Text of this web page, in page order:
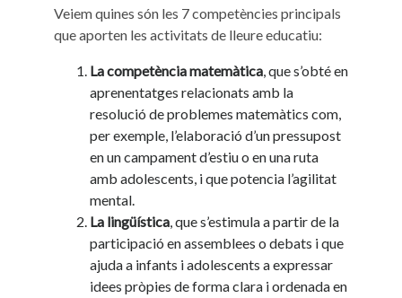
Veiem quines són les 7 competències principals
que aporten les activitats de lleure educatiu:
La competència matemàtica, que s’obté en
aprenentatges relacionats amb la
resolució de problemes matemàtics com,
per exemple, l’elaboració d’un pressupost
en un campament d’estiu o en una ruta
amb adolescents, i que potencia l’agilitat
mental.
La lingüística, que s’estimula a partir de la
participació en assemblees o debats i que
ajuda a infants i adolescents a expressar
idees pròpies de forma clara i ordenada en